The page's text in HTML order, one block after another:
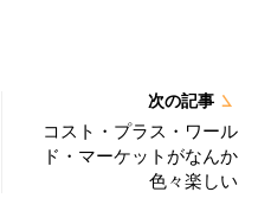
次の記事
コスト・プラス・ワール
ド・マーケットがなんか
色々楽しい